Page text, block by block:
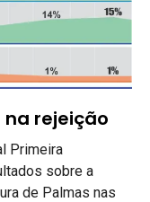
na rejeição
Primeira
sobre a
de Palmas nas